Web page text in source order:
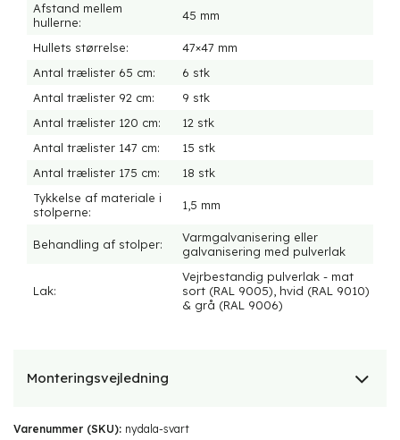
Afstand mellem
hullerne:
45 mm
Hullets størrelse:
47×47 mm
Antal trælister 65 cm:
6 stk
Antal trælister 92 cm:
9 stk
Antal trælister 120 cm:
12 stk
Antal trælister 147 cm:
15 stk
Antal trælister 175 cm:
18 stk
Tykkelse af materiale i
stolperne:
1,5 mm
Behandling af stolper:
Varmgalvanisering eller
galvanisering med pulverlak
Lak:
Vejrbestandig pulverlak - mat
sort (RAL 9005), hvid (RAL 9010)
& grå (RAL 9006)
Monteringsvejledning
Varenummer (SKU): nydala-svart